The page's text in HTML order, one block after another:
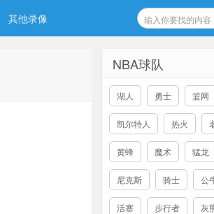
其他录像
NBA球队
湖人 勇士 篮网
凯尔特人 热火
黄蜂 魔术 猛龙
尼克斯 骑士 公
活塞 步行者 灰